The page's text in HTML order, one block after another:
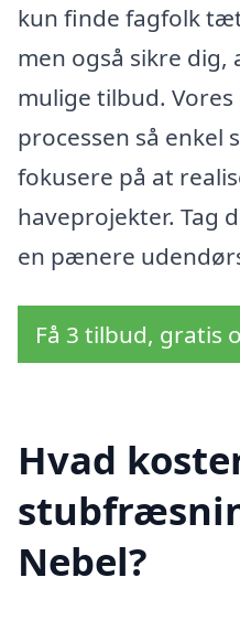
kun finde fagfolk
men også sikre
mulige tilbud.
processen så enkel
fokusere på at
haveprojekter. Tag
en pænere
Få 3 tilbud, gratis
Hvad
Nebel?